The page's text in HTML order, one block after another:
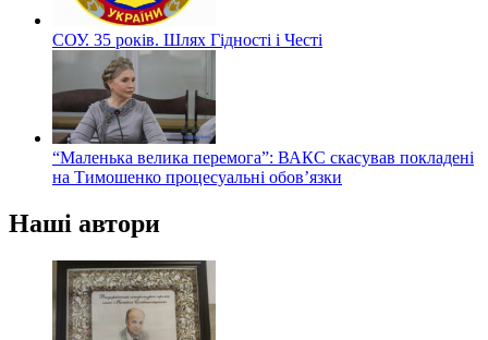
СОУ. 35 років. Шлях Гідності і Честі
“Маленька велика перемога”: ВАКС скасував покладені
на Тимошенко процесуальні обов’язки
Наші автори